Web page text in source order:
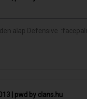
alap Defensive
| pwd by clans.hu